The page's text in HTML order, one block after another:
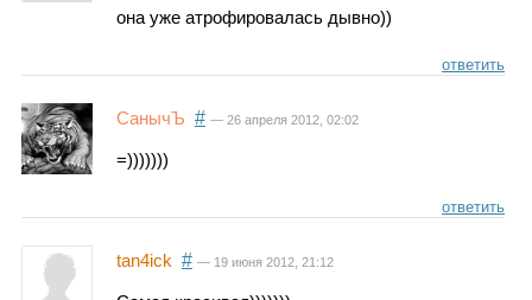
она уже атрофировалась дывно))
ответить
СанычЪ # — 26 апреля 2012, 02:02
=)))))))
ответить
tan4ick # — 19 июня 2012, 21:12